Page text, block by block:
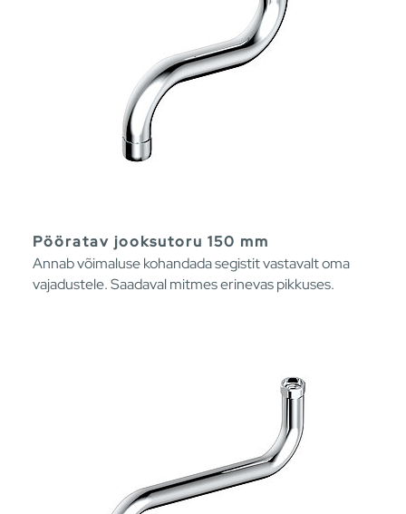
Pööratav jooksutoru 150 mm
Annab võimaluse kohandada segistit vastavalt oma
vajadustele. Saadaval mitmes erinevas pikkuses.